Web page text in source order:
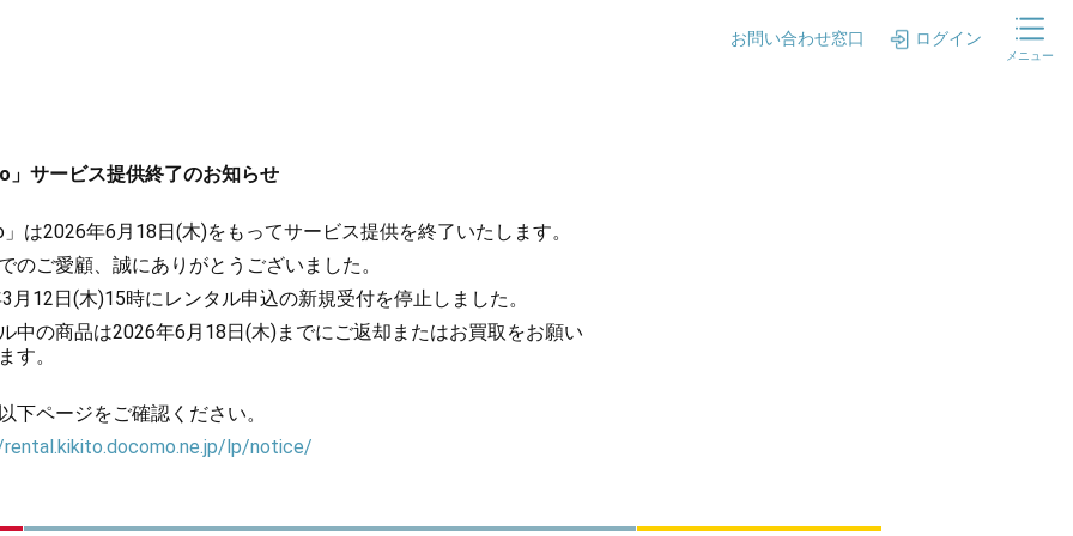
お問い合わせ窓口 ログイン
メニュー
サービス提供終了のお知らせ
は2026年6月18日(木)をもってサービス提供を終了いたします。
のご愛顧、誠にありがとうございました。
月12日(木)15時にレンタル申込の新規受付を停止しました。
中の商品は2026年6月18日(木)までにご返却またはお買取をお願い
す。
下ページをご確認ください。
lp/notice/